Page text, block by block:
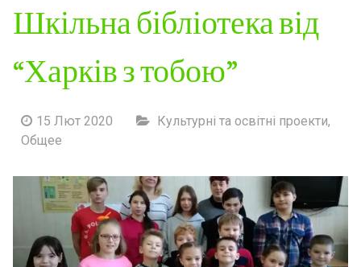
Шкільна бібліотека від
“Харків з тобою”
15 Лют 2020 Культурні та освітні проекти,
Общее